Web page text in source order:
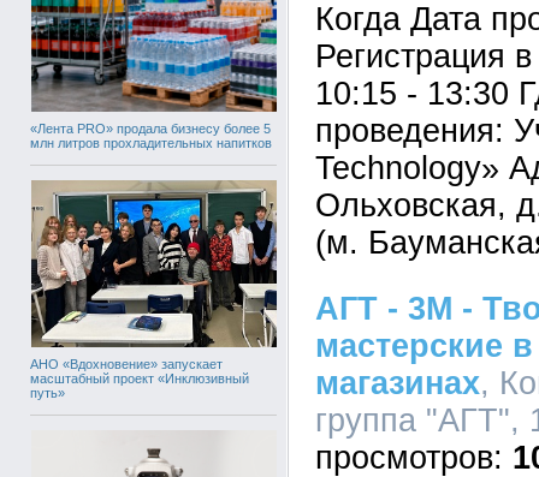
«Лента PRO» продала бизнесу более 5
млн литров прохладительных напитков
АНО «Вдохновение» запускает
масштабный проект «Инклюзивный
путь»
Когда Дата
Регистрация
10:15 - 13:30
проведения:
Technology»
Ольховская,
(м.
АГТ - 3М -
мастерские
магазинах,
группа "АГТ",